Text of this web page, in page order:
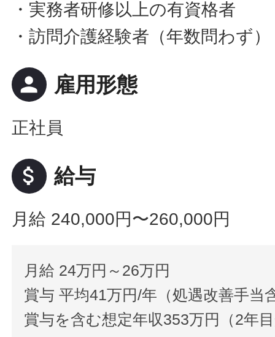
・実務者研修以上の有資格者
・訪問介護経験者（年数問わず）
person 雇用形態
正社員
attach_money 給与
月給 240,000円〜260,000円
月給 24万円～26万円
賞与 平均41万円/年（処遇改善手当
賞与を含む想定年収353万円（2年